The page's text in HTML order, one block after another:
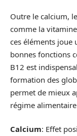
Outre le calcium,
comme la
ces éléments joue
bonnes fonctions
B12 est
formation des
permet de mieux
régime
Calcium: Effet